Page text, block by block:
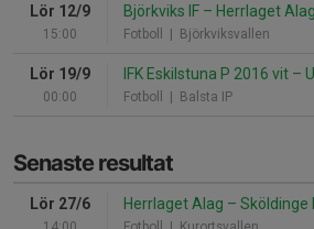
Lör 12/9
15:00
Björkviks IF – Herrlaget Alag
Fotboll | Björkviksvallen
Lör 19/9
00:00
IFK Eskilstuna P 2016 vit –
Fotboll | Balsta IP
Senaste resultat
Lör 27/6 Herrlaget Alag – Sköldinge